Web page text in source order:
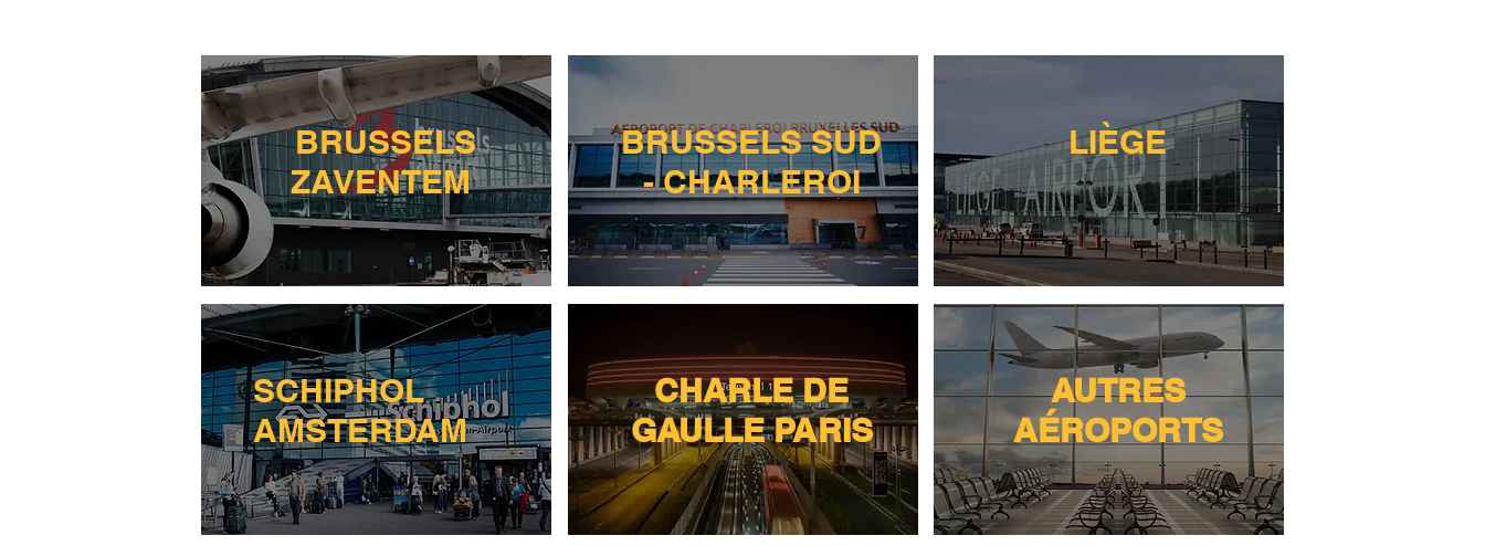
BRUSSELS
ZAVENTEM
SCHIPHOL
AMSTERDAM
BRUSSELS SUD
- CHARLEROI
CHARLE DE
GAULLE PARIS
LIÈGE
AUTRES
AÉROPORTS